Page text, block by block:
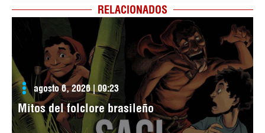
RELACIONADOS
agosto 6, 2026 | 09:23
Mitos del folclore brasileño